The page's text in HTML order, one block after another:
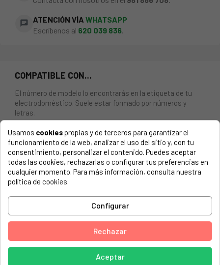
chat ATENCIÓN VÍA WHATSAPP
Escríbenos al 620 039 836.
COMPATIBLE CON...
El número de modelo lo encontrarás en la etiqueta de tu
electrodoméstico. Suele estar formado por números y
letras.
BISAGRA PUERTA LAVADORA FAGOR, SMEG, 35007456,
81875083
ALBA, FE-400
Usamos cookiespropias y de terceros para garantizar el
funcionamiento de la web, analizar el uso del sitio y, con tu
consentimiento, personalizar el contenido. Puedes aceptar
todas las cookies, rechazarlas o configurar tus preferencias en
cualquier momento. Para más información, consulta nuestra
política de cookies.
Configurar
Rechazar
Aceptar